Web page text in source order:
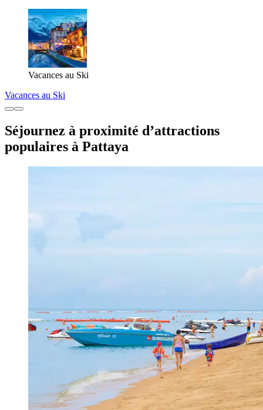
Vacances au Ski
Vacances au Ski
Séjournez à proximité d’attractions
populaires à Pattaya